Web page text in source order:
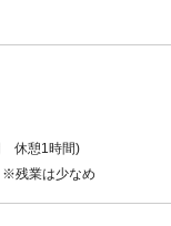
休憩1時間)
残業は少なめ